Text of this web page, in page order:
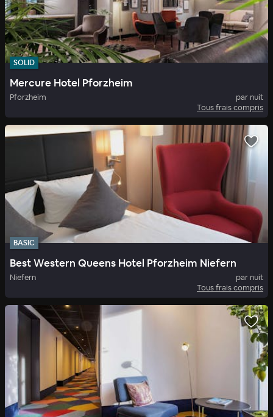
SOLID
Mercure Hotel Pforzheim
Pforzheim
par nuit
Tous frais compris
BASIC
Best Western Queens Hotel Pforzheim Niefern
Niefern
par nuit
Tous frais compris